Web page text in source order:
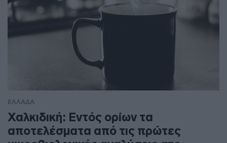
ΕΛΛΑΔΑ
Χαλκιδική: Εντός ορίων τα
αποτελέσματα από τις πρώτες